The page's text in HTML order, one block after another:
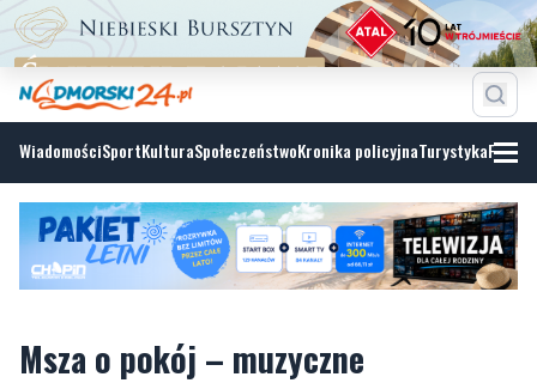
WiadomościSportKulturaSpołeczeństwoKronika policyjnaTurystyka
Msza o pokój – muzyczne
wtorek, 17 sierpnia 2021, 13:30